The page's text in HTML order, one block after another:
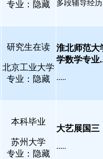
专业：隐藏
多段辅导经
研究生在读
北京工业大学
专业：隐藏
淮北师范大
学数学专业
.....
本科毕业
苏州大学
专业：隐藏
大艺展国三
.....